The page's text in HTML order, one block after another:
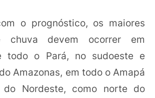
o prognóstico, os maiores
chuva devem ocorrer em
todo o Pará, no sudoeste e
Amazonas, em todo o Amapá
Nordeste, como norte do